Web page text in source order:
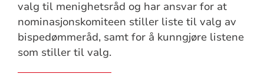
valg til menighetsråd og har ansvar for at
nominasjonskomiteen stiller liste til valg av
bispedømmeråd, samt for å kunngjøre listene
som stiller til valg.